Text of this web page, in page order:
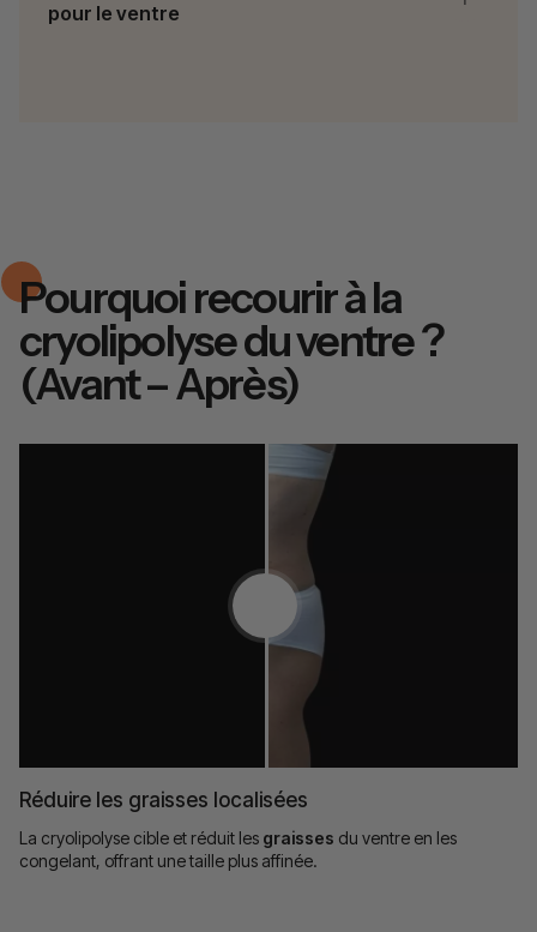
pour le ventre
Pourquoi recourir à la
cryolipolyse du ventre ?
(Avant – Après)
Réduire les graisses localisées
La cryolipolyse cible et réduit les graisses du ventre en les
congelant, offrant une taille plus affinée.